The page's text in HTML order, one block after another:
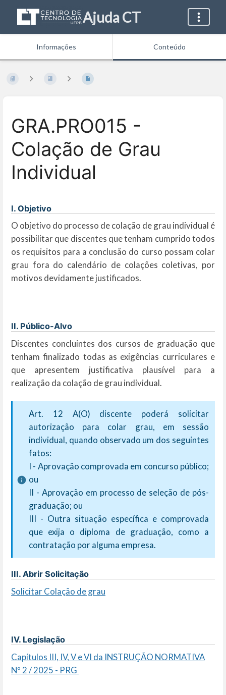
Ajuda CT
Informações Conteúdo
GRA.PRO015 -
Colação de Grau
Individual
I. Objetivo
O objetivo do processo de colação de grau individual é
possibilitar que discentes que tenham cumprido todos
os requisitos para a conclusão do curso possam colar
grau fora do calendário de colações coletivas, por
motivos devidamente justificados.
II. Público-Alvo
Discentes concluintes dos cursos de graduação que
tenham finalizado todas as exigências curriculares e
que apresentem justificativa plausível para a
realização da colação de grau individual.
Art. 12 A(O) discente poderá solicitar
autorização para colar grau, em sessão
individual, quando observado um dos seguintes
fatos:
I - Aprovação comprovada em concurso público;
ou
II - Aprovação em processo de seleção de pós-
graduação; ou
III - Outra situação específica e comprovada
que exija o diploma de graduação, como a
contratação por alguma empresa.
III. Abrir Solicitação
Solicitar Colação de grau
IV. Legislação
Capítulos III, IV, V e VI da INSTRUÇÃO NORMATIVA
Nº 2 / 2025 - PRG